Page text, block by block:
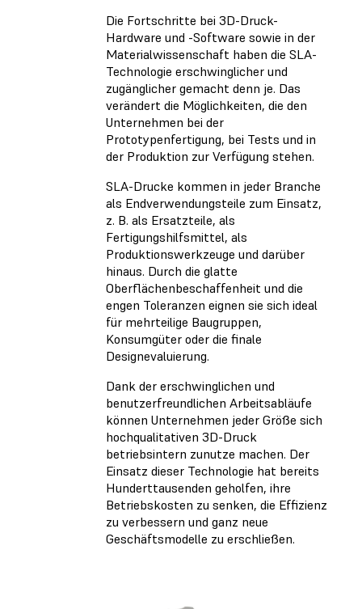
Die Fortschritte bei 3D-Druck-
Hardware und -Software sowie in der
Materialwissenschaft haben die SLA-
Technologie erschwinglicher und
zugänglicher gemacht denn je. Das
verändert die Möglichkeiten, die den
Unternehmen bei der
Prototypenfertigung, bei Tests und in
der Produktion zur Verfügung stehen.
SLA-Drucke kommen in jeder Branche
als Endverwendungsteile zum Einsatz,
z. B. als Ersatzteile, als
Fertigungshilfsmittel, als
Produktionswerkzeuge und darüber
hinaus. Durch die glatte
Oberflächenbeschaffenheit und die
engen Toleranzen eignen sie sich ideal
für mehrteilige Baugruppen,
Konsumgüter oder die finale
Designevaluierung.
Dank der erschwinglichen und
benutzerfreundlichen Arbeitsabläufe
können Unternehmen jeder Größe sich
hochqualitativen 3D-Druck
betriebsintern zunutze machen. Der
Einsatz dieser Technologie hat bereits
Hunderttausenden geholfen, ihre
Betriebskosten zu senken, die Effizienz
zu verbessern und ganz neue
Geschäftsmodelle zu erschließen.